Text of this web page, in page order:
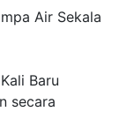
Air Sekala
Baru
secara